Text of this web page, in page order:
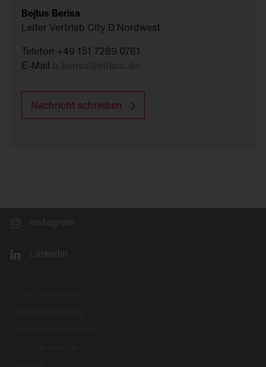
Bejtus Berisa
Leiter Vertrieb City D Nordwest
Telefon +49 151 7289 0761
E-Mail
Nachricht schreiben
Instagram
LinkedIn